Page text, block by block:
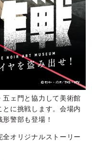
ェ門と協力して美術館
とに挑戦します。会場内
警部も登場！
オリジナルストーリー